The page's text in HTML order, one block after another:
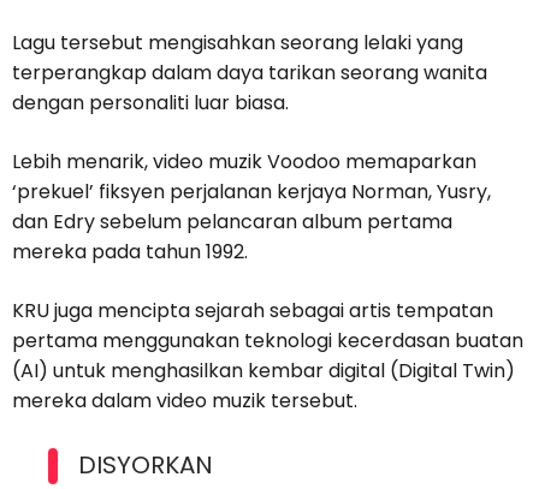
Lagu tersebut mengisahkan seorang lelaki yang
terperangkap dalam daya tarikan seorang wanita
dengan personaliti luar biasa.
Lebih menarik, video muzik Voodoo memaparkan
‘prekuel’ fiksyen perjalanan kerjaya Norman, Yusry,
dan Edry sebelum pelancaran album pertama
mereka pada tahun 1992.
KRU juga mencipta sejarah sebagai artis tempatan
pertama menggunakan teknologi kecerdasan buatan
(AI) untuk menghasilkan kembar digital (Digital Twin)
mereka dalam video muzik tersebut.
DISYORKAN